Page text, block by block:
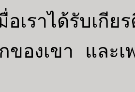
เราได้รับเกีย
ของเขา และเ